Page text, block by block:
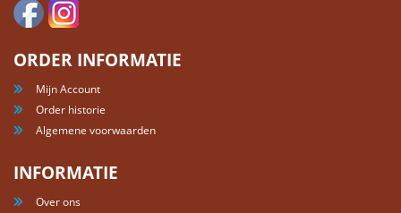
ORDER INFORMATIE
Mijn Account
Order historie
Algemene voorwaarden
INFORMATIE
Over ons